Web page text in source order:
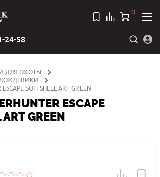
24-58
0
ДЛЯ ОХОТЫ
SOFTSHELL ART GREEN
ESCAPE
GREEN